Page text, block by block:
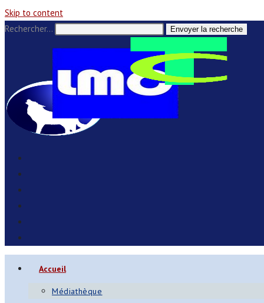
Skip to content
Rechercher…
Envoyer la recherche
Accueil
Médiathèque